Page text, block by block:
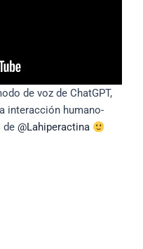
de voz de ChatGPT,
interacción humano-
de ‪@Lahiperactina‬